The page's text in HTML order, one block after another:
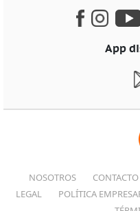
App
NOSOTROS CONTACTO
LEGAL
POLÍTICA